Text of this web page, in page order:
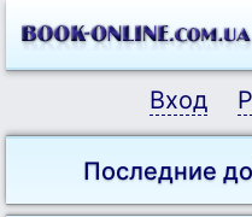
Вход
Последние